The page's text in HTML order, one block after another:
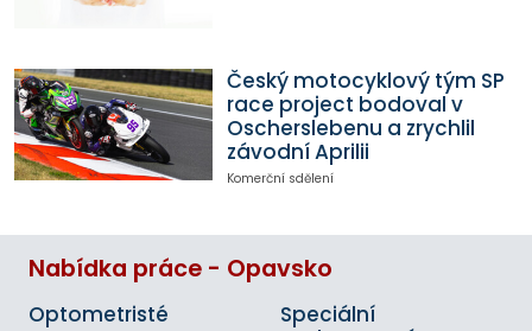
Český motocyklový tým SP
race project bodoval v
Oscherslebenu a zrychlil
závodní Aprilii
Komerční sdělení
Nabídka práce - Opavsko
Optometristé
Speciální